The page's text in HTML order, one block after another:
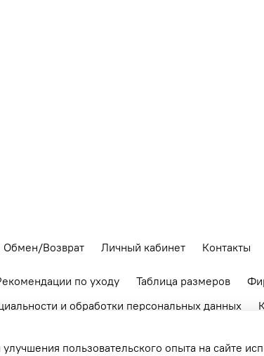
Обмен/Возврат Личный кабинет Контакты
по уходу Таблица размеров
и обработки персональных данных
пользовательского опыта на сайте